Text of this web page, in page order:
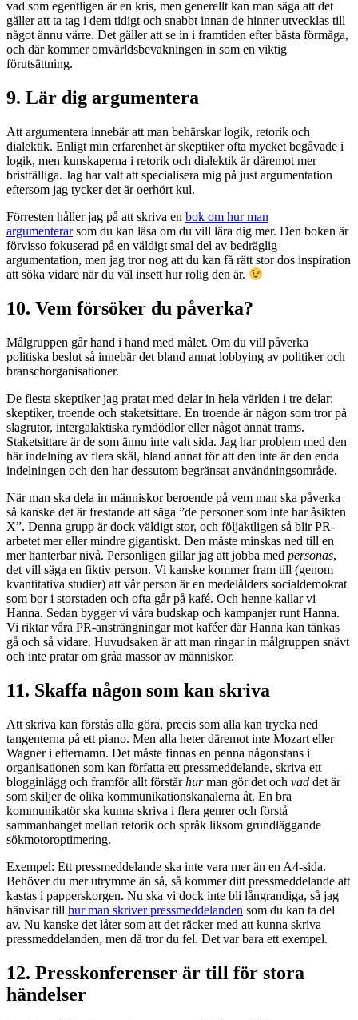
vad som egentligen är en kris, men generellt kan man säga att det
gäller att ta tag i dem tidigt och snabbt innan de hinner utvecklas till
något ännu värre. Det gäller att se in i framtiden efter bästa förmåga,
och där kommer omvärldsbevakningen in som en viktig
förutsättning.
9. Lär dig argumentera
Att argumentera innebär att man behärskar logik, retorik och
dialektik. Enligt min erfarenhet är skeptiker ofta mycket begåvade i
logik, men kunskaperna i retorik och dialektik är däremot mer
bristfälliga. Jag har valt att specialisera mig på just argumentation
eftersom jag tycker det är oerhört kul.
Förresten håller jag på att skriva en bok om hur man
argumenterarsom du kan läsa om du vill lära dig mer. Den boken är
förvisso fokuserad på en väldigt smal del av bedräglig
argumentation, men jag tror nog att du kan få rätt stor dos inspiration
att söka vidare när du väl insett hur rolig den är.
10. Vem försöker du påverka?
Målgruppen går hand i hand med målet. Om du vill påverka
politiska beslut så innebär det bland annat lobbying av politiker och
branschorganisationer.
De flesta skeptiker jag pratat med delar in hela världen i tre delar:
skeptiker, troende och staketsittare. En troende är någon som tror på
slagrutor, intergalaktiska rymdödlor eller något annat trams.
Staketsittare är de som ännu inte valt sida. Jag har problem med den
här indelning av flera skäl, bland annat för att den inte är den enda
indelningen och den har dessutom begränsat användningsområde.
När man ska dela in människor beroende på vem man ska påverka
så kanske det är frestande att säga ”de personer som inte har åsikten
X”. Denna grupp är dock väldigt stor, och följaktligen så blir PR-
arbetet mer eller mindre gigantiskt. Den måste minskas ned till en
mer hanterbar nivå. Personligen gillar jag att jobba med personas,
det vill säga en fiktiv person. Vi kanske kommer fram till (genom
kvantitativa studier) att vår person är en medelålders socialdemokrat
som bor i storstaden och ofta går på kafé. Och henne kallar vi
Hanna. Sedan bygger vi våra budskap och kampanjer runt Hanna.
Vi riktar våra PR-ansträngningar mot kaféer där Hanna kan tänkas
gå och så vidare. Huvudsaken är att man ringar in målgruppen snävt
och inte pratar om gråa massor av människor.
11. Skaffa någon som kan skriva
Att skriva kan förstås alla göra, precis som alla kan trycka ned
tangenterna på ett piano. Men alla heter däremot inte Mozart eller
Wagner i efternamn. Det måste finnas en penna någonstans i
organisationen som kan författa ett pressmeddelande, skriva ett
blogginlägg och framför allt förstårhurman gör det och vad det är
som skiljer de olika kommunikationskanalerna åt. En bra
kommunikatör ska kunna skriva i flera genrer och förstå
sammanhanget mellan retorik och språk liksom grundläggande
sökmotoroptimering.
Exempel: Ett pressmeddelande ska inte vara mer än en A4-sida.
Behöver du mer utrymme än så, så kommer ditt pressmeddelande att
kastas i papperskorgen. Nu ska vi dock inte bli långrandiga, så jag
hänvisar till hur man skriver pressmeddelanden som du kan ta del
av. Nu kanske det låter som att det räcker med att kunna skriva
pressmeddelanden, men då tror du fel. Det var bara ett exempel.
12. Presskonferenser är till för stora
händelser